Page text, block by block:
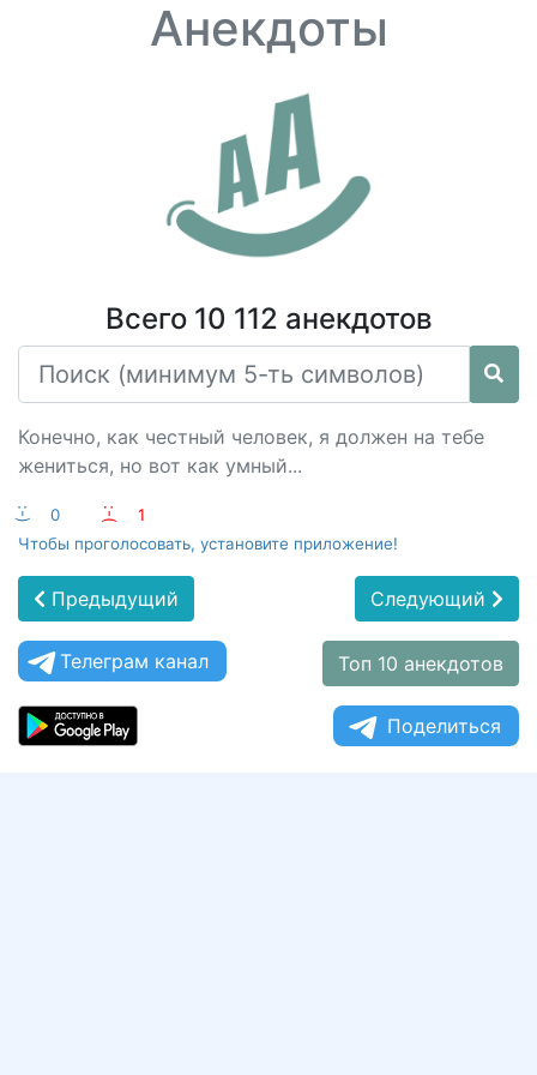
Анекдоты
Всего 10 112 анекдотов
Конечно, как честный человек, я должен на тебе
жениться, но вот как умный...
:-) 0 :-(
1
Чтобы проголосовать, установите приложение!
Предыдущий Следующий
Телеграм канал Топ 10 анекдотов
Поделиться